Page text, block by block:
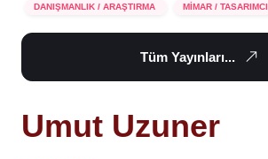
DANIŞMANLIK / ARAŞTIRMA MİMAR / TASARIMCI
Tüm Yayınları...
Umut Uzuner